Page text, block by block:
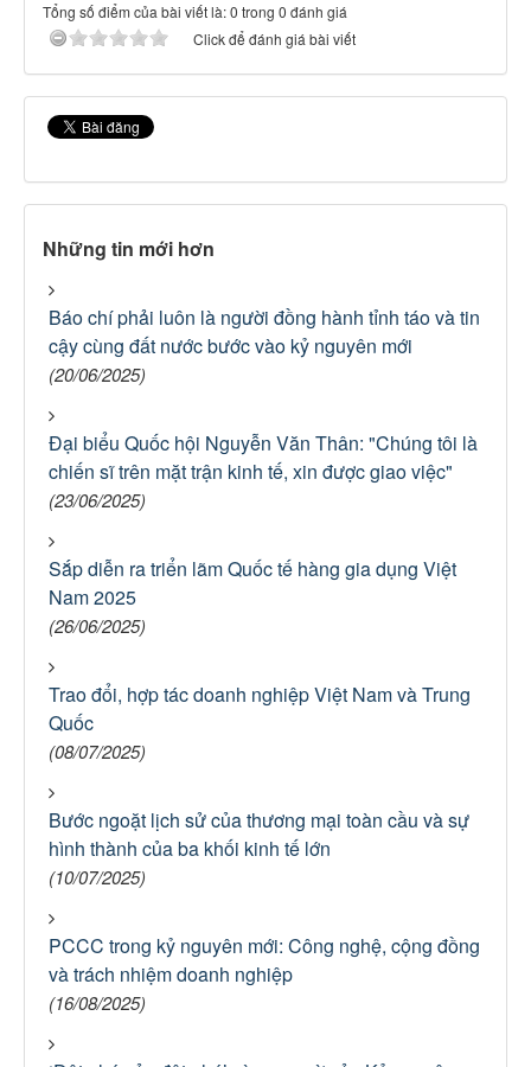
Tổng số điểm của bài viết là: 0 trong 0 đánh giá
Click để đánh giá bài viết
Những tin mới hơn
Báo chí phải luôn là người đồng hành tỉnh táo và tin
cậy cùng đất nước bước vào kỷ nguyên mới
(20/06/2025)
Đại biểu Quốc hội Nguyễn Văn Thân: "Chúng tôi là
chiến sĩ trên mặt trận kinh tế, xin được giao việc"
(23/06/2025)
Sắp diễn ra triển lãm Quốc tế hàng gia dụng Việt
Nam 2025
(26/06/2025)
Trao đổi, hợp tác doanh nghiệp Việt Nam và Trung
Quốc
(08/07/2025)
Bước ngoặt lịch sử của thương mại toàn cầu và sự
hình thành của ba khối kinh tế lớn
(10/07/2025)
PCCC trong kỷ nguyên mới: Công nghệ, cộng đồng
và trách nhiệm doanh nghiệp
(16/08/2025)